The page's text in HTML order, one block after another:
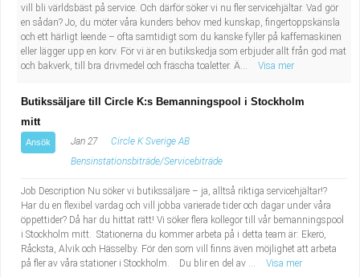
vill bli världsbäst på service. Och därför söker vi nu fler servicehjältar. Vad gör
en sådan? Jo, du möter våra kunders behov med kunskap, fingertoppskänsla
och ett härligt leende – ofta samtidigt som du kanske fyller på kaffemaskinen
eller lägger upp en korv. För vi är en butikskedja som erbjuder allt från god mat
och bakverk, till bra drivmedel och fräscha toaletter. Ä...
Visa mer
Butikssäljare till Circle K:s Bemanningspool i Stockholm
mitt
Ansök Jan 27
Circle K Sverige AB
Bensinstationsbiträde/Servicebiträde
Job Description Nu söker vi butikssäljare – ja, alltså riktiga servicehjältar!?
Har du en flexibel vardag och vill jobba varierade tider och dagar under våra
öppettider? Då har du hittat rätt! Vi söker flera kollegor till vår bemanningspool
i Stockholm mitt. Stationerna du kommer arbeta på i detta team är: Ekerö,
Råcksta, Alvik och Hässelby. För den som vill finns även möjlighet att arbeta
på fler av våra stationer i Stockholm. Du blir en del av ...
Visa mer